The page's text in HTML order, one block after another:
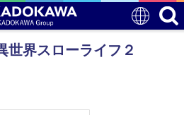
世界スローライフ２